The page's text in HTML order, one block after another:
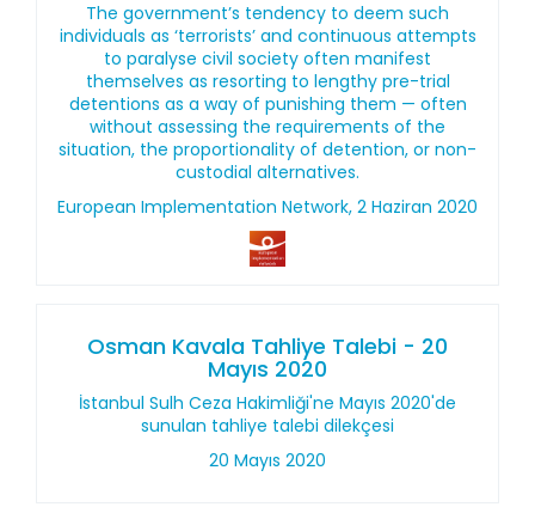
The government’s tendency to deem such
individuals as ‘terrorists’ and continuous attempts
to paralyse civil society often manifest
themselves as resorting to lengthy pre-trial
detentions as a way of punishing them — often
without assessing the requirements of the
situation, the proportionality of detention, or non-
custodial alternatives.
European Implementation Network, 2 Haziran 2020
Osman Kavala Tahliye Talebi - 20
Mayıs 2020
İstanbul Sulh Ceza Hakimliği'ne Mayıs 2020'de
sunulan tahliye talebi dilekçesi
20 Mayıs 2020